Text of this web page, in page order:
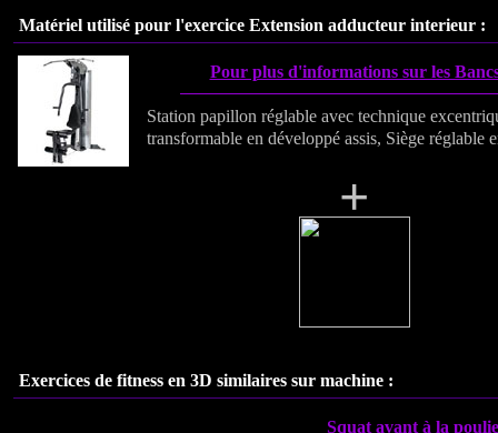
Matériel utilisé pour l'exercice Extension adducteur interieur :
Pour plus d'informations sur les
Station papillon réglable avec technique
transformable en développé assis, Siège réglable
+
Exercices de fitness en 3D similaires sur machine :
Squat avant à la poulie